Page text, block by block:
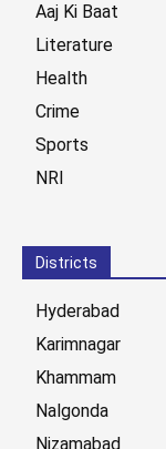
Aaj Ki Baat
Literature
Health
Crime
Sports
NRI
Districts
Hyderabad
Karimnagar
Khammam
Nalgonda
Nizamabad